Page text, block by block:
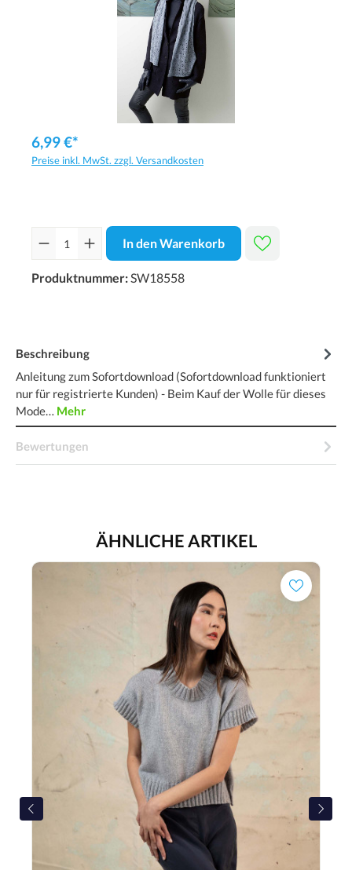
6,99 €*
Preise inkl. MwSt. zzgl. Versandkosten
In den Warenkorb
Produktnummer:SW18558
Beschreibung
Anleitung zum Sofortdownload (Sofortdownload funktioniert
nur für registrierte Kunden) - Beim Kauf der Wolle für dieses
Mode… Mehr
Bewertungen
ÄHNLICHE ARTIKEL